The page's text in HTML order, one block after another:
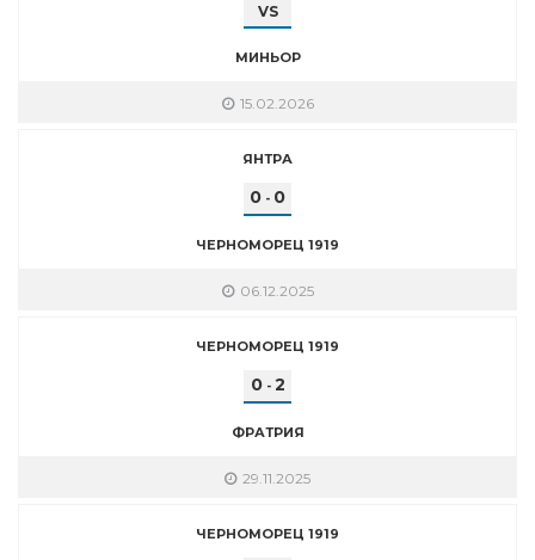
VS
МИНЬОР
15.02.2026
ЯНТРА
0 - 0
ЧЕРНОМОРЕЦ 1919
06.12.2025
ЧЕРНОМОРЕЦ 1919
0- 2
ФРАТРИЯ
29.11.2025
ЧЕРНОМОРЕЦ 1919